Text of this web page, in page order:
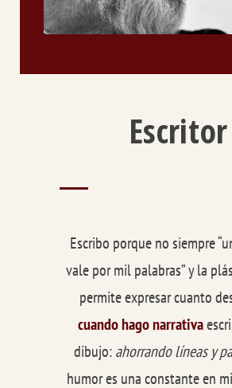
Escritor
Escribo porque no siempre
vale por mil palabras” y la
permite expresar cuanto
cuando hago narrativa
dibujo:ahorrando líneas y
humor es una constante en